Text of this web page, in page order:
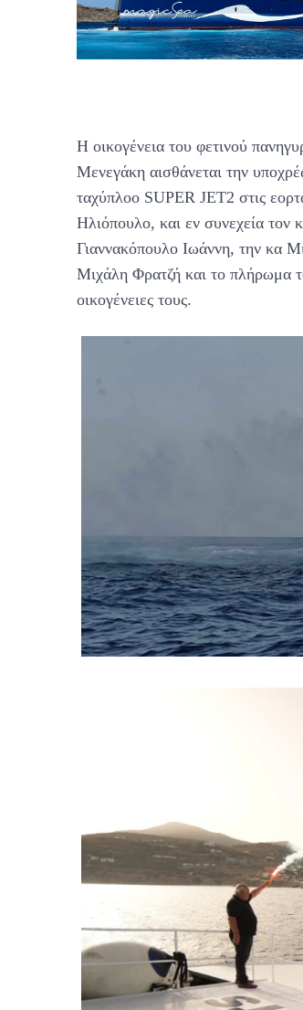
Η οικογένεια του φετινού
Μενεγάκη αισθάνεται την
ταχύπλοο SUPER JET2 στις
Ηλιόπουλο, και εν συνεχεία τον
Γιαννακόπουλο Ιωάννη, την κα
Μιχάλη Φρατζή και το πλήρωμα
οικογένειες τους.